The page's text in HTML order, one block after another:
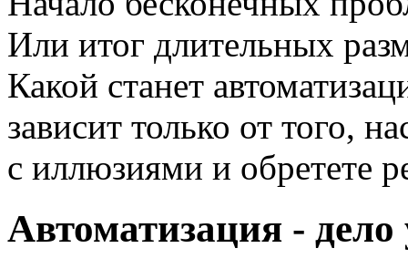
Или итог длительных
Какой станет
зависит только от того,
с иллюзиями и обретете
Автоматизация -